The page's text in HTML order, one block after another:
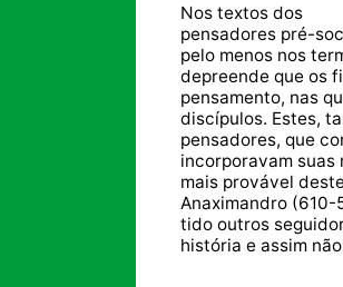
Nos textos dos
pensadores pré-
pelo menos nos
depreende que os
pensamento, nas
discípulos. Estes,
pensadores, que
incorporavam suas
mais provável
Anaximandro (610-
tido outros
história e assim